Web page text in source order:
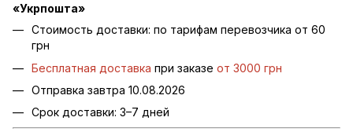
«Укрпошта»
Стоимость доставки: по тарифам перевозчика от 60
грн
Бесплатная доставка при заказе от 3000 грн
Отправка завтра 10.08.2026
Срок доставки: 3–7 дней